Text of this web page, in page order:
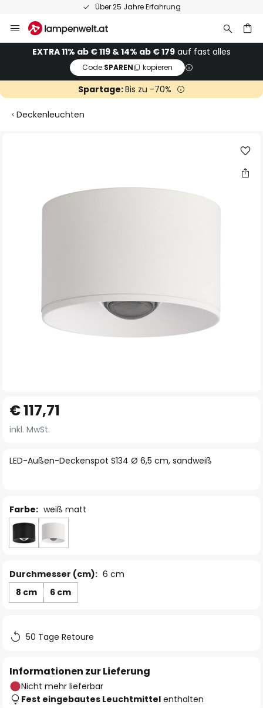
Über 25 Jahre Erfahrung
Inhalt
springenEXTRA 11% ab € 119 & 14% ab € 179 auf fast alles
Code:SPAREN kopieren
Spartage:Bis zu -70%
Deckenleuchten
Anfang
der
springen
LED-Außen-Deckenspot S134 Ø 6,5 cm, sandweiß
€ 117,71
inkl. MwSt.
Farbe: weiß matt
Durchmesser (cm): 6 cm
8 cm
6 cm
50 Tage Retoure
Informationen zur Lieferung
Nicht mehr lieferbar
Fest eingebautes Leuchtmittel enthalten